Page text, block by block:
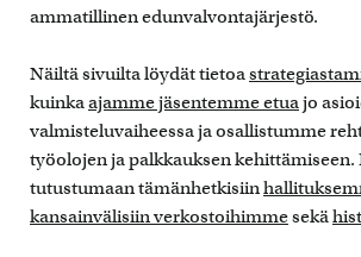
ammatillinen edunvalvontajärjestö.
Näiltä sivuilta löydät tietoa
kuinkaajamme jäsentemme etuajo
valmisteluvaiheessa ja osallistumme
työolojen ja palkkauksen kehittämiseen.
tutustumaan tämänhetkisiin
kansainvälisiin verkostoihimmesekä